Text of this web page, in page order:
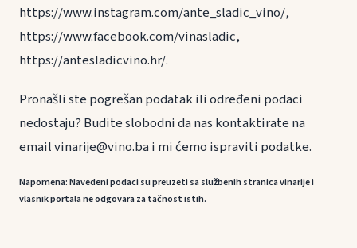
https://www.instagram.com/ante_sladic_vino/,
https://www.facebook.com/vinasladic,
https://antesladicvino.hr/.
Pronašli ste pogrešan podatak ili određeni podaci
nedostaju? Budite slobodni da nas kontaktirate na
email vinarije@vino.ba i mi ćemo ispraviti podatke.
Napomena: Navedeni podaci su preuzeti sa službenih stranica vinarije i
vlasnik portala ne odgovara za tačnost istih.